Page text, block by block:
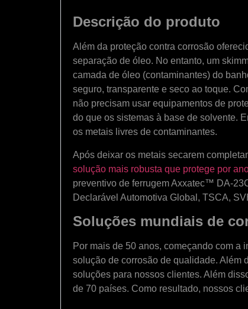
Descrição do produto
Além da proteção contra corrosão
separação de óleo. No entanto, um
camada de óleo (contaminantes) do
seguro, transparente e seco ao toque.
não precisam usar equipamentos de
do que os sistemas à base de solvente.
os metais livres de contaminantes.
Após deixar os metais secarem
solução mais robusta que protege por
preventivo de ferrugem Axxatec™ DA-
Declarável Automotiva Global, TSCA,
Soluções mundiais de
Por mais de 50 anos, começando com a
solução de corrosão de qualidade. Além
soluções para nossos clientes. Além
de 70 países. Como resultado, nossos